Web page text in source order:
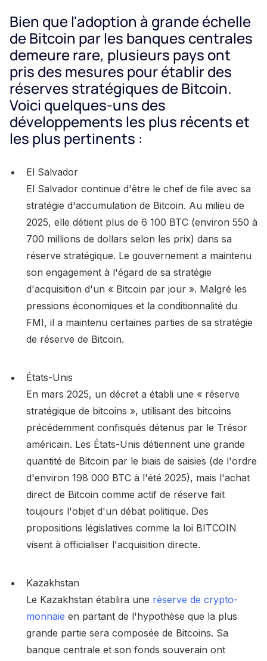
Bien que l'adoption à grande échelle
de Bitcoin par les banques centrales
demeure rare, plusieurs pays ont
pris des mesures pour établir des
réserves stratégiques de Bitcoin.
Voici quelques-uns des
développements les plus récents et
les plus pertinents :
El Salvador
El Salvador continue d'être le chef de file avec sa
stratégie d'accumulation de Bitcoin. Au milieu de
2025, elle détient plus de 6 100 BTC (environ 550 à
700 millions de dollars selon les prix) dans sa
réserve stratégique. Le gouvernement a maintenu
son engagement à l'égard de sa stratégie
d'acquisition d'un « Bitcoin par jour ». Malgré les
pressions économiques et la conditionnalité du
FMI, il a maintenu certaines parties de sa stratégie
de réserve de Bitcoin.
États-Unis
En mars 2025, un décret a établi une « réserve
stratégique de bitcoins », utilisant des bitcoins
précédemment confisqués détenus par le Trésor
américain. Les États-Unis détiennent une grande
quantité de Bitcoin par le biais de saisies (de l'ordre
d'environ 198 000 BTC à l'été 2025), mais l'achat
direct de Bitcoin comme actif de réserve fait
toujours l'objet d'un débat politique. Des
propositions législatives comme la loi BITCOIN
visent à officialiser l'acquisition directe.
Kazakhstan
Le Kazakhstan établira une réserve de crypto-
monnaie en partant de l'hypothèse que la plus
grande partie sera composée de Bitcoins. Sa
banque centrale et son fonds souverain ont